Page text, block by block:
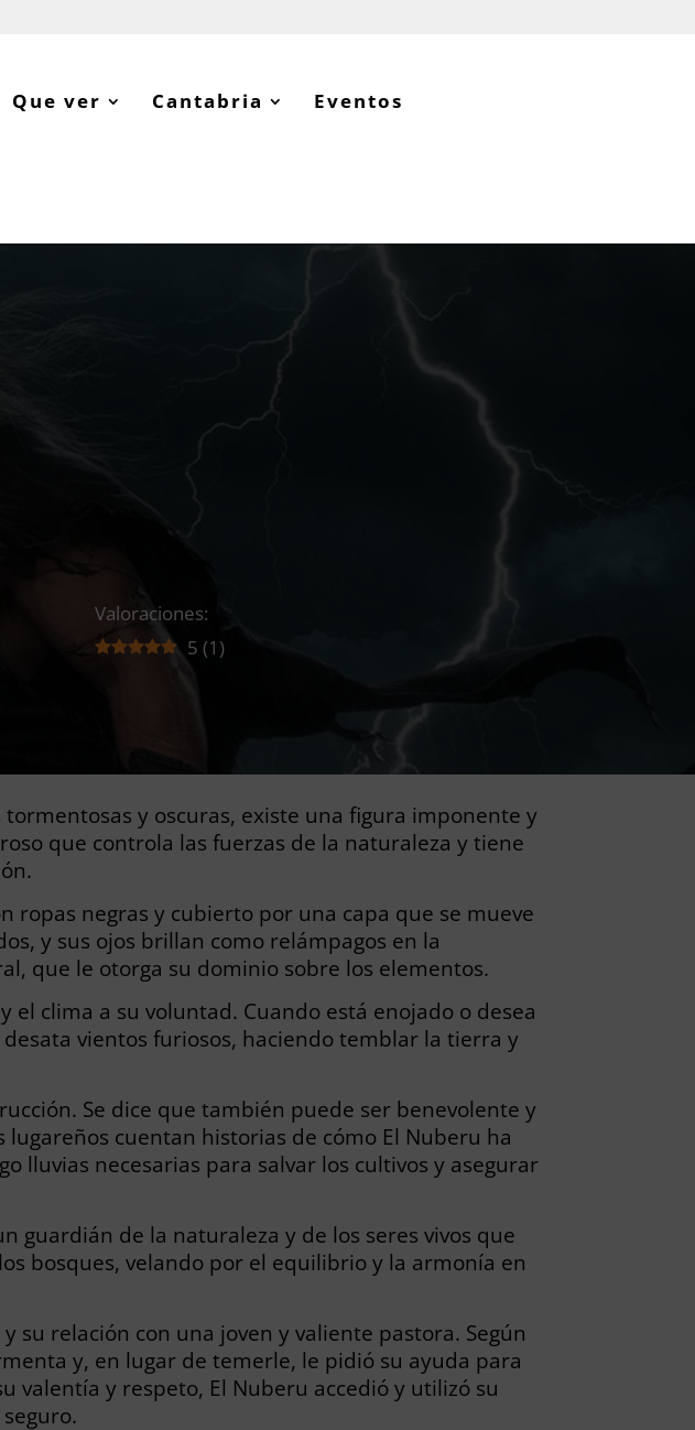
Que ver Cantabria Eventos
Valoraciones:
5 (1 )
y oscuras, existe una figura imponente y
que controla las fuerzas de la naturaleza y tiene
ropas negras y cubierto por una capa que se mueve
y sus ojos brillan como relámpagos en la
que le otorga su dominio sobre los elementos.
clima a su voluntad. Cuando está enojado o desea
vientos furiosos, haciendo temblar la tierra y
Se dice que también puede ser benevolente y
cuentan historias de cómo El Nuberu ha
lluvias necesarias para salvar los cultivos y asegurar
guardián de la naturaleza y de los seres vivos que
bosques, velando por el equilibrio y la armonía en
relación con una joven y valiente pastora. Según
y, en lugar de temerle, le pidió su ayuda para
valentía y respeto, El Nuberu accedió y utilizó su